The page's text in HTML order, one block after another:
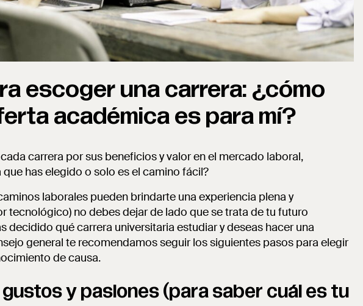
escoger una carrera: ¿cómo
académica es para mí?
carrera por sus beneficios y valor en el mercado laboral,
has elegido o solo es el camino fácil?
laborales pueden brindarte una experiencia plena y
tecnológico) no debes dejar de lado que se trata de tu futuro
decidido qué carrera universitaria estudiar y deseas hacer una
general te recomendamos seguir los siguientes pasos para elegir
de causa.
y pasiones (para saber cuál es tu